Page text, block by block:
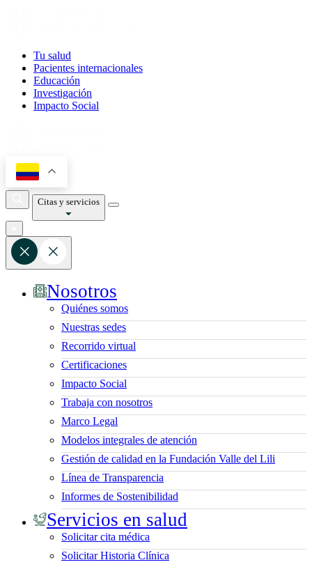
Tu salud
Pacientes internacionales
Educación
Investigación
Impacto Social
Citas y servicios
Nosotros
Quiénes somos
Nuestras sedes
Recorrido virtual
Certificaciones
Impacto Social
Trabaja con nosotros
Marco Legal
Modelos integrales de atención
Gestión de calidad en la Fundación Valle del Lili
Línea de Transparencia
Informes de Sostenibilidad
Servicios en salud
Solicitar cita médica
Solicitar Historia Clínica